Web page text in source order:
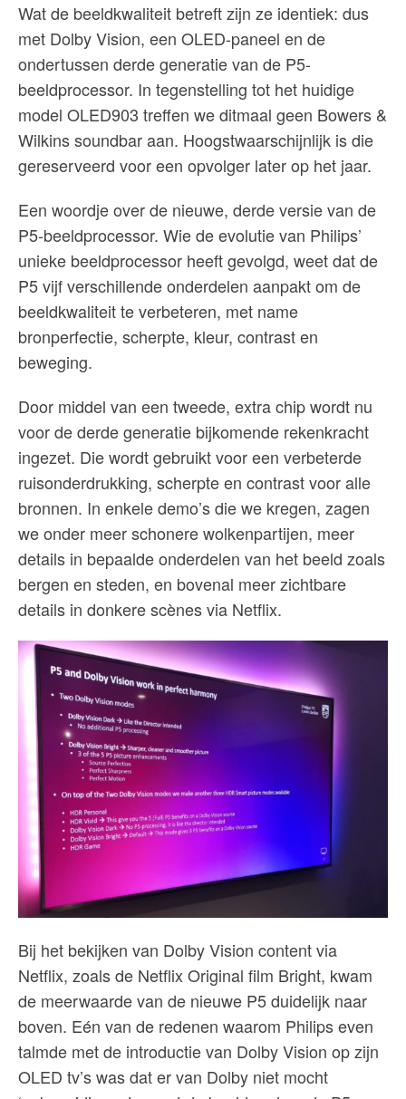
Wat de beeldkwaliteit betreft zijn ze identiek: dus
met Dolby Vision, een OLED-paneel en de
ondertussen derde generatie van de P5-
beeldprocessor. In tegenstelling tot het huidige
model OLED903 treffen we ditmaal geen Bowers &
Wilkins soundbar aan. Hoogstwaarschijnlijk is die
gereserveerd voor een opvolger later op het jaar.
Een woordje over de nieuwe, derde versie van de
P5-beeldprocessor. Wie de evolutie van Philips’
unieke beeldprocessor heeft gevolgd, weet dat de
P5 vijf verschillende onderdelen aanpakt om de
beeldkwaliteit te verbeteren, met name
bronperfectie, scherpte, kleur, contrast en
beweging.
Door middel van een tweede, extra chip wordt nu
voor de derde generatie bijkomende rekenkracht
ingezet. Die wordt gebruikt voor een verbeterde
ruisonderdrukking, scherpte en contrast voor alle
bronnen. In enkele demo’s die we kregen, zagen
we onder meer schonere wolkenpartijen, meer
details in bepaalde onderdelen van het beeld zoals
bergen en steden, en bovenal meer zichtbare
details in donkere scènes via Netflix.
Bij het bekijken van Dolby Vision content via
Netflix, zoals de Netflix Original film Bright, kwam
de meerwaarde van de nieuwe P5 duidelijk naar
boven. Eén van de redenen waarom Philips even
talmde met de introductie van Dolby Vision op zijn
OLED tv’s was dat er van Dolby niet mocht